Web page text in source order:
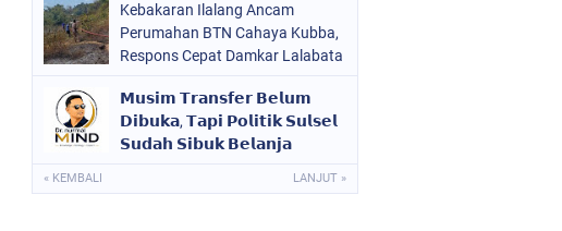
Kebakaran Ilalang Ancam
Perumahan BTN Cahaya Kubba,
Respons Cepat Damkar Lalabata
Warga
𝗠𝘂𝘀𝗶𝗺 𝗧𝗿𝗮𝗻𝘀𝗳𝗲𝗿 𝗕𝗲𝗹𝘂𝗺
𝗗𝗶𝗯𝘂𝗸𝗮, 𝗧𝗮𝗽𝗶 𝗣𝗼𝗹𝗶𝘁𝗶𝗸 𝗦𝘂𝗹𝘀𝗲𝗹
𝗦𝘂𝗱𝗮𝗵 𝗦𝗶𝗯𝘂𝗸 𝗕𝗲𝗹𝗮𝗻𝗷𝗮
« KEMBALI LANJUT »